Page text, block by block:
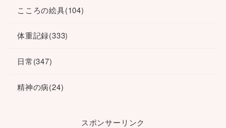
こころの絵具(104)
体重記録(333)
日常(347)
精神の病(24)
スポンサーリンク